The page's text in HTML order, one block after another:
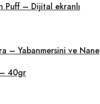
Puff – Dijital ekranlı
– Yabanmersini ve Nane
40gr